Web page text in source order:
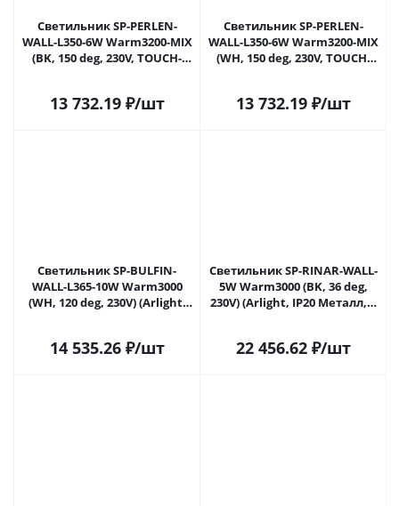
Светильник SP-PERLEN-
WALL-L350-6W Warm3200-MIX
(BK, 150 deg, 230V, TOUCH-
13 732.19₽/шт
Светильник SP-PERLEN-
WALL-L350-6W Warm3200-MIX
(WH, 150 deg, 230V, TOUCH-
13 732.19₽/шт
Светильник SP-BULFIN-
WALL-L365-10W Warm3000
(WH, 120 deg, 230V) (Arlight,
14 535.26₽/шт
Светильник SP-RINAR-WALL-
5W Warm3000 (BK, 36 deg,
230V) (Arlight, IP20 Металл, 5
22 456.62₽/шт